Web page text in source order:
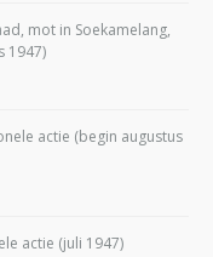
mot in Soekamelang,
1947)
actie (begin augustus
actie (juli 1947)